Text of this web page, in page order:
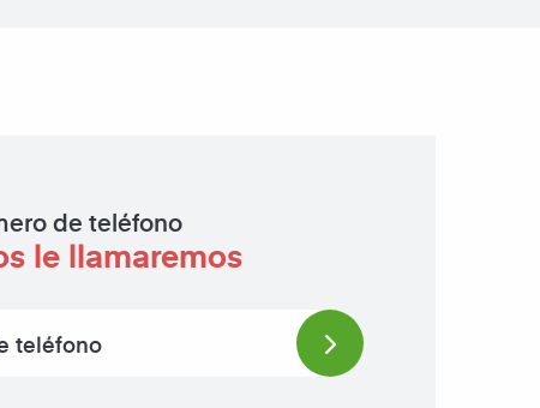
de teléfono
le llamaremos